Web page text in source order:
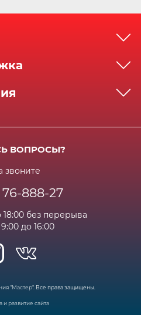
ВОПРОСЫ?
звоните
888-27
без перерыва
до 16:00
"Мастер". Все права защищены.
и развитие сайта